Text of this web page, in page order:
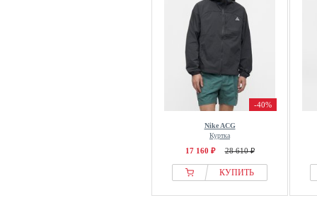
-40%
Nike ACG
Куртка
17 160 ₽ 28 610 ₽
КУПИТЬ